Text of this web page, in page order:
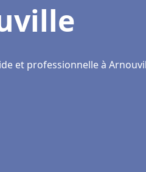
et professionnelle à